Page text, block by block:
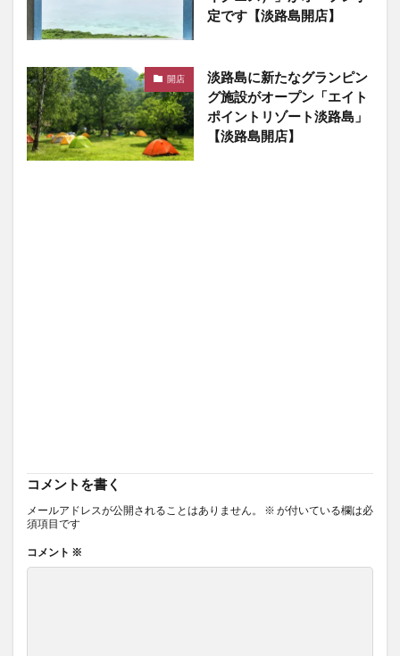
定です【淡路島開店】
開店
淡路島に新たなグランピン
グ施設がオープン「エイト
ポイントリゾート淡路島」
【淡路島開店】
コメントを書く
メールアドレスが公開されることはありません。 ※ が付いている欄は必
須項目です
コメント ※